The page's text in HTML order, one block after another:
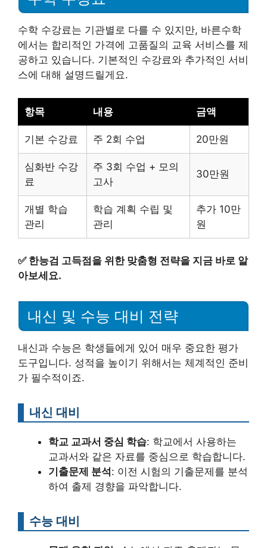
수학 수강료는 기관별로 다를 수 있지만, 바른수학
에서는 합리적인 가격에 고품질의 교육 서비스를 제
공하고 있습니다. 기본적인 수강료와 추가적인 서비
스에 대해 설명드릴게요.
항목 내용 금액
기본 수강료 주 2회 수업 20만원
심화반 수강
료
주 3회 수업 + 모의
고사
30만원
개별 학습
관리
학습 계획 수립 및
관리
추가 10만
원
✅ 한능검 고득점을 위한 맞춤형 전략을 지금 바로 알
아보세요.
내신 및 수능 대비 전략
내신과 수능은 학생들에게 있어 매우 중요한 평가
도구입니다. 성적을 높이기 위해서는 체계적인 준비
가 필수적이죠.
내신 대비
학교 교과서 중심 학습: 학교에서 사용하는
교과서와 같은 자료를 중심으로 학습합니다.
기출문제 분석: 이전 시험의 기출문제를 분석
하여 출제 경향을 파악합니다.
수능 대비